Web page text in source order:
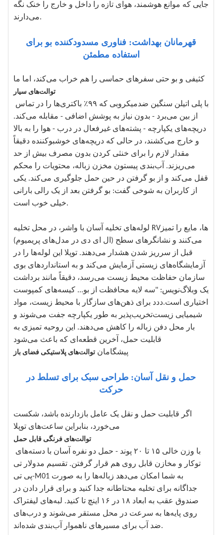
جایی که موانع هوشمند، هوای تازه را داخل و خارج را خنک نگه
می‌دارند.
قهرمانان بهداشت: فناوری مسدودکننده بو برای
استفاده مطمئن
کثیفی و بو حتی سفرهای حماسی را هم خراب می‌کند، اما ما
توالت‌های سیار
از بین می‌برد - بدون نیاز به پوشش اضافی - مقابله می‌کند.
دریچه‌های یکپارچه - پشته‌های غیرفعال در درب - هوا را به بالا
و خارج می‌کشند، در حالی که دریچه‌های خوشبوکننده دقیقاً
مقدار لازم را برای خنثی کردن بدون مصرف بیش از حد
می‌ریزند. آب‌بندی پیستون مخزن زباله، محتویات را محکم
قفل می‌کند و از بو گرفتن در حین حمل جلوگیری می‌کند. یکی
از کاربران به شوخی گفت: بو گرفتن بعد از یک رالی بارانی
خیلی خوب است.
لوله‌های تخلیه آسان با واشر، در محل تخلیه RVها، مایع را تمیز
می‌کنند و نشانگرهای سطح (ال ای دی در مدل‌های پریمیوم)
قبل از سرریز شدن هشدار می‌دهند. توپلا این لوله‌ها را در
آزمایشگاه‌های زیستی آزمایش می‌کند و به استانداردهای بوی
سازمان حفاظت محیط زیست می‌رسد، دقیقاً مانند برداشت
یک وبلاگ‌نویس: "سه لایه محافظت از بو... کیسه‌های کمپوست
اختیاری است.ددد برای ذهن‌های سازگار با محیط زیست، مواد
شیمیایی زیست‌تخریب‌پذیر به طور یکپارچه جفت می‌شوند و
بار محل دفن زباله را کاهش می‌دهند. این روحیه تمیزی به
قابلیت حمل، آخرین قطعه‌ای که باعث می‌شود
توالت‌های پلاستیکی فضای باز پیشگامان
حمل و نقل آسان: طراحی سبک برای تسلط در
حرکت
اگر قابلیت حمل و نقل یک عامل بازدارنده باشد، شکست
می‌خورد، بنابراین ساعت‌های توپلا
توالت‌های فرنگی قابل حمل
توکار و مخازن قابل روی هم قرار گرفتن. تقسیم مدولار تی
پی تی-M01 به شما امکان می‌دهد زباله‌ها را به صورت
جداگانه برای تخلیه محتاطانه جدا کنید و برای قرار دادن در
صندوق عقب به ابعاد ۱۸ در ۱۶ اینچ تا کنید. لبه‌های لیفتراک
روی پایه‌ها به سرعت در محل مستقر می‌شوند و درب‌های
ضد آب برای مسیرهای ناهموار آب‌بندی شده‌اند.